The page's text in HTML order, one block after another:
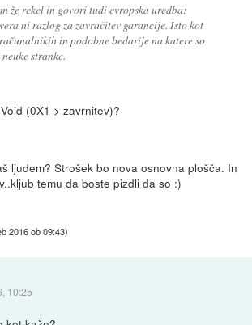
že rekel in govori tudi evropska uredba:
ni razlog za zavračitev garancije. Isto kot
in podobne bedarije na katere so
stranke.
(0X1 > zavrnitev)?
ljudem? Strošek bo nova osnovna plošča. In
temu da boste pizdli da so :)
2016 ob 09:43)
10:25